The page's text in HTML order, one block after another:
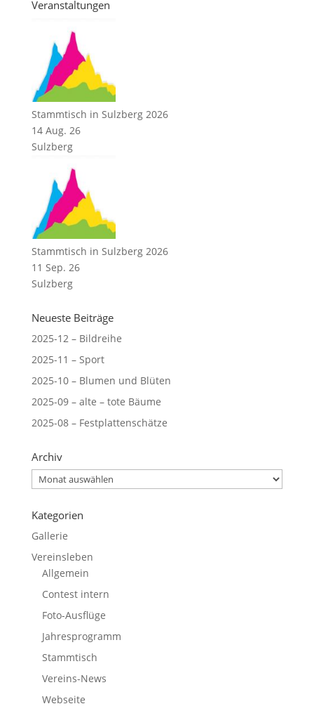
Veranstaltungen
Stammtisch in Sulzberg 2026
14 Aug. 26
Sulzberg
Stammtisch in Sulzberg 2026
11 Sep. 26
Sulzberg
Neueste Beiträge
2025-12 – Bildreihe
2025-11 – Sport
2025-10 – Blumen und Blüten
2025-09 – alte – tote Bäume
2025-08 – Festplattenschätze
Archiv
Archiv
Kategorien
Gallerie
Vereinsleben
Allgemein
Contest intern
Foto-Ausflüge
Jahresprogramm
Stammtisch
Vereins-News
Webseite